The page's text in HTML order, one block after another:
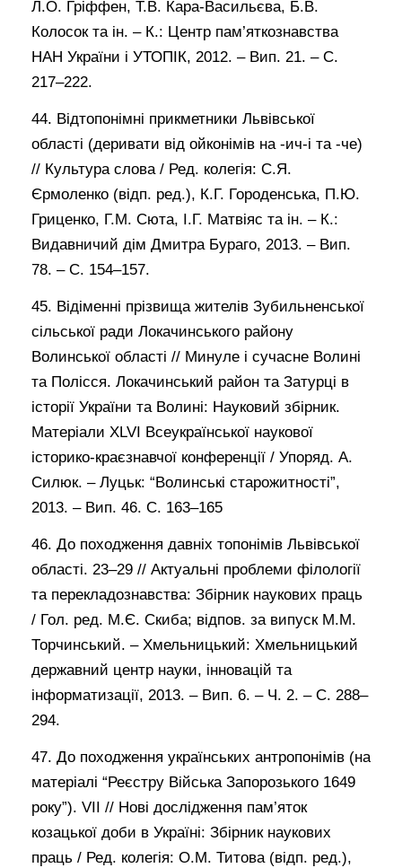
Л.О. Гріффен, Т.В. Кара-Васильєва, Б.В.
Колосок та ін. – К.: Центр пам’яткознавства
НАН України і УТОПІК, 2012. – Вип. 21. – С.
217–222.
44. Відтопонімні прикметники Львівської
області (деривати від ойконімів на -ич-і та -че)
// Культура слова / Ред. колегія: С.Я.
Єрмоленко (відп. ред.), К.Г. Городенська, П.Ю.
Гриценко, Г.М. Сюта, І.Г. Матвіяс та ін. – К.:
Видавничий дім Дмитра Бураго, 2013. – Вип.
78. – С. 154–157.
45. Відіменні прізвища жителів Зубильненської
сільської ради Локачинського району
Волинської області // Минуле і сучасне Волині
та Полісся. Локачинський район та Затурці в
історії України та Волині: Науковий збірник.
Матеріали XLVI Всеукраїнської наукової
історико-краєзнавчої конференції / Упоряд. А.
Силюк. – Луцьк: “Волинські старожитності”,
2013. – Вип. 46. С. 163–165
46. До походження давніх топонімів Львівської
області. 23–29 // Актуальні проблеми філології
та перекладознавства: Збірник наукових праць
/ Гол. ред. М.Є. Скиба; відпов. за випуск М.М.
Торчинський. – Хмельницький: Хмельницький
державний центр науки, інновацій та
інформатизації, 2013. – Вип. 6. – Ч. 2. – С. 288–
294.
47. До походження українських антропонімів (на
матеріалі “Реєстру Війська Запорозького 1649
року”). VІІ // Нові дослідження пам’яток
козацької доби в Україні: Збірник наукових
праць / Ред. колегія: О.М. Титова (відп. ред.),